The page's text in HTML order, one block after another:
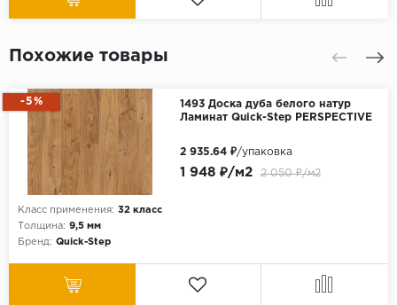
Похожие товары
-5%
1493 Доска дуба белого натур
Ламинат Quick-Step PERSPECTIVE
Класс применения: 32 класс
Толщина: 9,5 мм
Бренд: Quick-Step
1 948 ₽/м2 2 050 ₽/м2
2 935.64 ₽/упаковка